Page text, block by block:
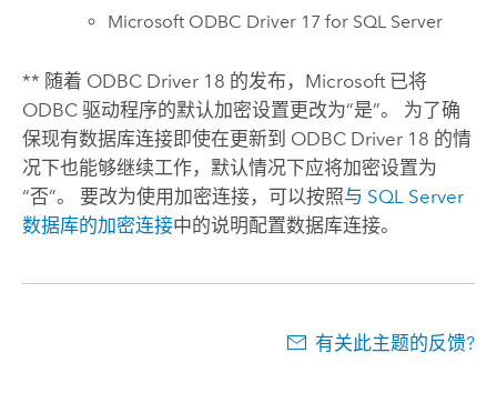
Microsoft ODBC Driver 17 for SQL Server
** 随着 ODBC Driver 18 的发布， Microsoft已将
ODBC 驱动程序的默认加密设置更改为“是”。 为了确
保现有数据库连接即使在更新到 ODBC Driver 18 的情
况下也能够继续工作，默认情况下应将加密设置为
“否”。 要改为使用加密连接，可以按照与 SQL Server
数据库的加密连接中的说明配置数据库连接。
有关此主题的反馈?